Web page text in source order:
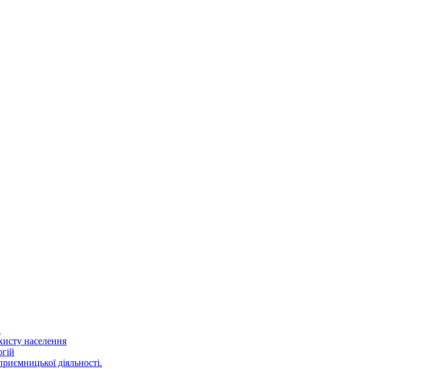
населення
діяльності.